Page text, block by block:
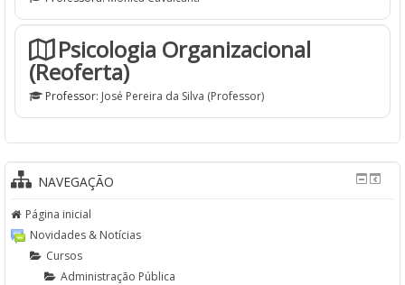
Psicologia Organizacional
(Reoferta)
Professor: José Pereira da Silva (Professor)
NAVEGAÇÃO
Página inicial
Novidades & Notícias
Cursos
Administração Pública